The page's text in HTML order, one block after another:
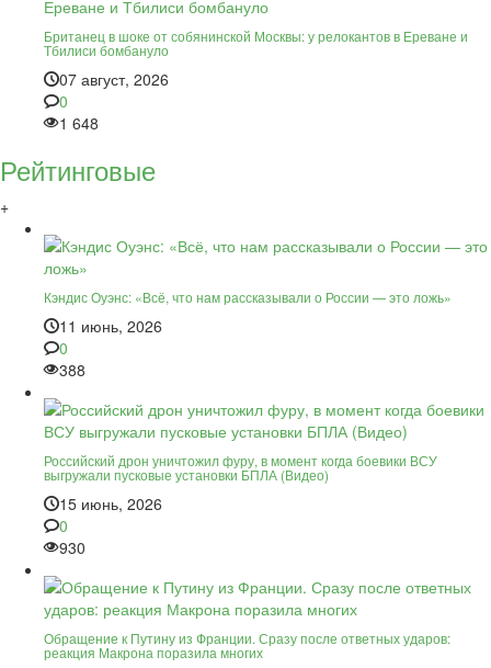
Британец в шоке от собянинской Москвы: у релокантов в Ереване и
Тбилиси бомбануло
07 август, 2026
0
1 648
Рейтинговые
+
Кэндис Оуэнс: «Всё, что нам рассказывали о России — это ложь»
11 июнь, 2026
0
388
Российский дрон уничтожил фуру, в момент когда боевики ВСУ
выгружали пусковые установки БПЛА (Видео)
15 июнь, 2026
0
930
Обращение к Путину из Франции. Сразу после ответных ударов:
реакция Макрона поразила многих